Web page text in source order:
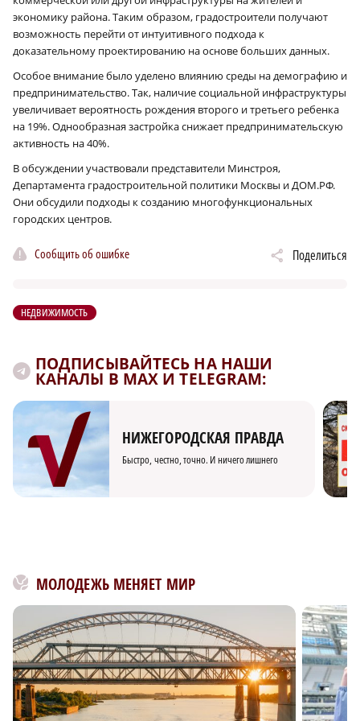
экономику района. Таким образом, градостроители получают
возможность перейти от интуитивного подхода к
доказательному проектированию на основе больших данных.
Особое внимание было уделено влиянию среды на демографию и
предпринимательство. Так, наличие социальной инфраструктуры
увеличивает вероятность рождения второго и третьего ребенка
на 19%. Однообразная застройка снижает предпринимательскую
активность на 40%.
В обсуждении участвовали представители Минстроя,
Департамента градостроительной политики Москвы и ДОМ.РФ.
Они обсудили подходы к созданию многофункциональных
городских центров.
Сообщить об ошибке Поделиться
НЕДВИЖИМОСТЬ
ПОДПИСЫВАЙТЕСЬ НА НАШИ
КАНАЛЫ В MAX И TELEGRAM:
НИЖЕГОРОДСКАЯ ПРАВДА
Быстро, честно, точно. И ничего лишнего
МОЛОДЕЖЬ МЕНЯЕТ МИР